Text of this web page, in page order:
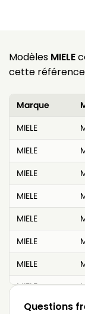
Modèles MIELE
cette référence
Marque
MIELE
MIELE
MIELE
MIELE
MIELE
MIELE
MIELE
MIELE
MIELE
Questions